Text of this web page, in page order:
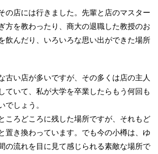
の店には行きました。先輩と店のマスター
方を教わったり、商大の退職した教授のお
飲んだり、いろいろな思い出ができた場所
古い店が多いですが、その多くは店の主人
ていて、私が大学を卒業したらもう何回も
でしょう。
ころどころに残した場所ですが、それもど
置き換わっています。でも今の小樽は、ゆ
の流れを目に見て感じられる素敵な場所で